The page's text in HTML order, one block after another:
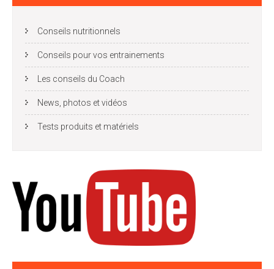
Conseils nutritionnels
Conseils pour vos entrainements
Les conseils du Coach
News, photos et vidéos
Tests produits et matériels